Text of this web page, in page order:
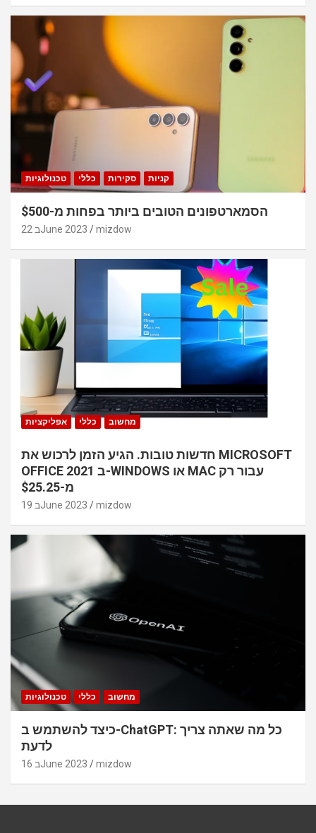
טכנולוגיות כללי סקירות קניות
הסמארטפונים הטובים ביותר בפחות מ-$500
22 בJune 2023 mizdow
אפליקציות כללי מחשוב
חדשות טובות. הגיע הזמן לרכוש את MICROSOFT
OFFICE 2021 ב-WINDOWS או MAC עבור רק
מ-$25.25
19 בJune 2023 mizdow
טכנולוגיות כללי מחשוב
כיצד להשתמש ב-ChatGPT: כל מה שאתה צריך
לדעת
16 בJune 2023 mizdow